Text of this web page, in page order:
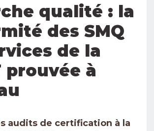
qualité : la
des SMQ
de la
prouvée à
audits de certification à la